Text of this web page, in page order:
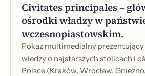
Civitates principales –
ośrodki władzy w
wczesnopiastowskim.
Pokaz multimedialny
wiedzy o najstarszych stolicach i
Polsce (Kraków, Wrocław,